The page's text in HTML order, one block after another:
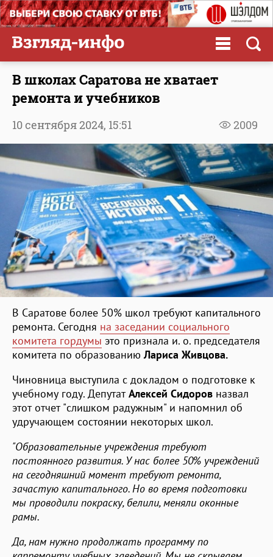
В школах Саратова не хватает
ремонта и учебников
2009
10 сентября 2024, 15:51
В Саратове более 50% школ требуют капитального
ремонта. Сегодня на заседании социального
комитета гордумы это признала и. о. председателя
комитета по образованию Лариса Живцова.
Чиновница выступила с докладом о подготовке к
учебному году. ДепутатАлексей Сидоров назвал
этот отчет "слишком радужным" и напомнил об
удручающем состоянии некоторых школ.
"Образовательные учреждения требуют
постоянного развития. У нас более 50% учреждений
на сегодняшний момент требуют ремонта,
зачастую капитального. Но во время подготовки
мы проводили покраску, белили, меняли оконные
рамы.
Да, нам нужно продолжать программу по